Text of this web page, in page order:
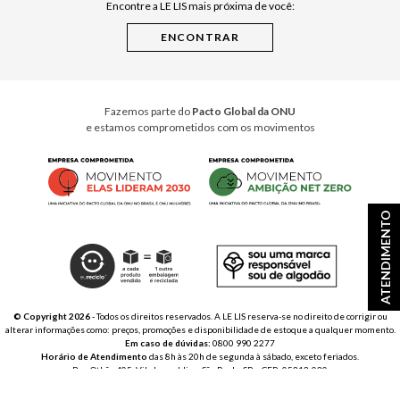
ATENDIMENTO
Cuidados CasaEncontre a LE LIS mais próxima de você:
Fazemos parte do Pacto Global da ONU
e estamos comprometidos com os movimentos
© Copyright 2026- Todos os direitos reservados. A LE LIS reserva-se no direito de corrigir ou
alterar informações como: preços, promoções e disponibilidade de estoque a qualquer momento.
Em caso de dúvidas: 0800 990 2277
Horário de Atendimento das 8h às 20h de segunda à sábado, exceto feriados.
Rua Othão 405, Vila Leopoldina, São Paulo, SP – CEP: 05313-020